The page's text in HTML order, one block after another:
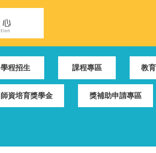
學程招生 課程專區 教
師資培育獎學金 獎補助申請專區